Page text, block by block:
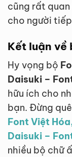
cũng rất
cho người
Kết luận
Hy vọng bộ
Daisuki –
hữu ích cho
bạn. Đừng
Font Việt
Daisuki –
nhiều bộ chữ